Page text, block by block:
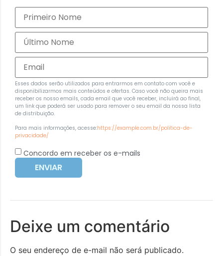
Esses dados serão utilizados para entrarmos em contato com você e
disponibilizarmos mais conteúdos e ofertas. Caso você não queira mais
receber os nosso emails, cada email que você receber, incluirá ao final,
um link que poderá ser usado para remover o seu email da nossa lista
de distribuição.
Para mais informações, acesse:https://example.com.br/politica-de-
privacidade/
Concordo em receber os e-mails
ENVIAR
Deixe um comentário
O seu endereço de e-mail não será publicado.